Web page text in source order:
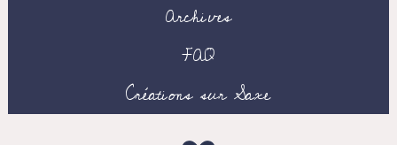
Archives
FAQ
Créations sur Saxe